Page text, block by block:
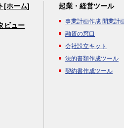
[ホーム]
ビュー
起業・経営ツール
事業計画作成 開業計
融資の窓口
会社設立キット
法的書類作成ツール
契約書作成ツール